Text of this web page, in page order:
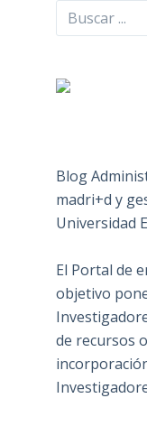
Buscar
Blog
madri+d y
Universidad
El Portal de
objetivo
de recursos